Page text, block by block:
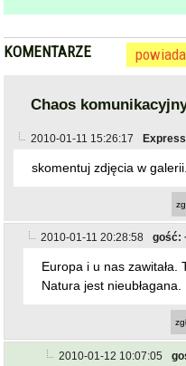
KOMENTARZE
Chaos
2010-01-11 15:26:17
skomentuj zdjęcia w
2010-01-11 20:28:58 gość:
Europa i u nas zawitała.
Natura jest nieubłagana.
2010-01-12 10:07:05